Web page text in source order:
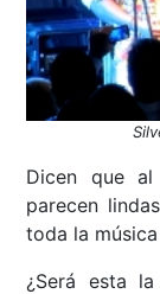
Dicen que
parecen
toda la
¿Será esta